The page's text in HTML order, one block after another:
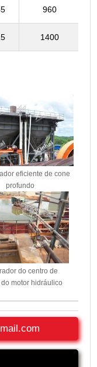
960
1400
eficiente de cone
profundo
do centro de
motor hidráulico